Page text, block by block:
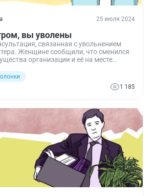
25 июля 2024
вы уволены
связанная с увольнением
Женщине сообщили, что сменился
организации и её на месте
1 185